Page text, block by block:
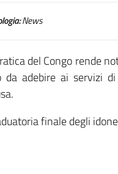
News
del Congo rende
adebire ai servizi
finale degli